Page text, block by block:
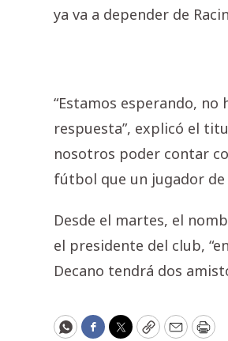
ya va a depender de
“Estamos esperando,
respuesta”, explicó el
nosotros poder contar
fútbol que un jugador de
Desde el martes, el
el presidente del club,
Decano tendrá dos
WhatsApp
Facebook
Twitter
CopyEmailPrint